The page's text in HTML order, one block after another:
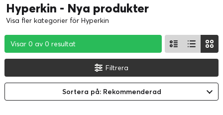
Hyperkin - Nya produkter
Visa fler kategorier för Hyperkin
Visar 0 av 0 resultat
Visar 0 av 0 resultat
Visar 0 av 0 resultat
Filtrera
Sortera på: Rekommenderad